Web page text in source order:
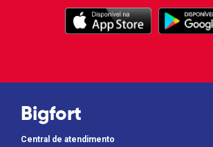
Bigfort
Central de atendimento